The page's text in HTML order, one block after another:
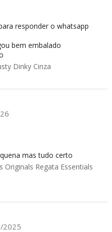
responder o whatsapp
bem embalado
Dinky Cinza
mas tudo certo
Originals Regata Essentials
2025